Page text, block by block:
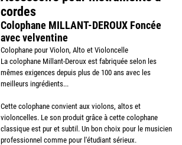
cordes
Colophane MILLANT-DEROUX Foncée
avec velventine
Colophane pour Violon, Alto et Violoncelle
La colophane Millant-Deroux est fabriquée selon les
mêmes exigences depuis plus de 100 ans avec les
meilleurs ingrédients...
Cette colophane convient aux violons, altos et
violoncelles. Le son produit grâce à cette colophane
classique est pur et subtil. Un bon choix pour le musicien
professionnel comme pour l'étudiant sérieux.